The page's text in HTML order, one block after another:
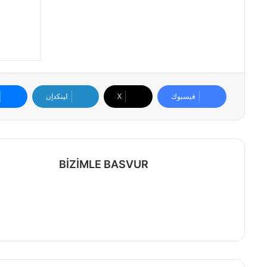
فيسبوك X لينكدإن
BİZİMLE BASVUR